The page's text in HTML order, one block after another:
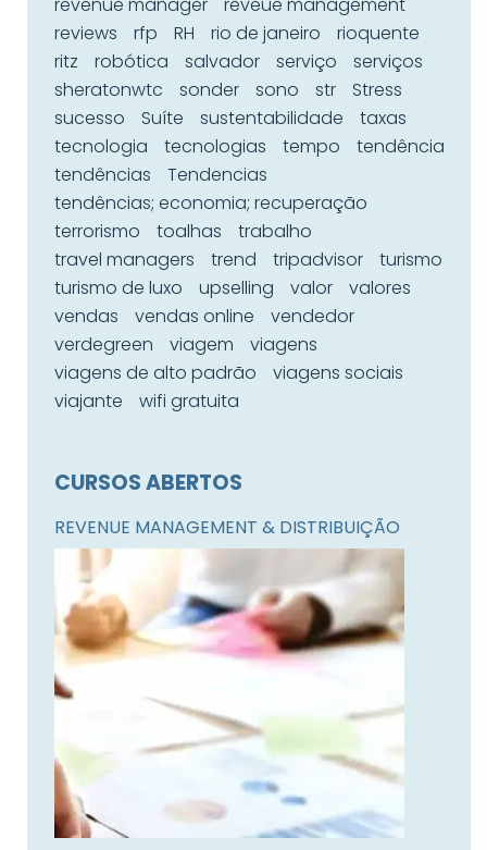
reviews
rfp RH rio de janeiro
rioquente
ritz
robótica salvador serviço
serviços
sheratonwtc
sonder sono str
Stress
sucesso
Suíte sustentabilidade
taxas
tecnologia
tecnologias tempo
tendência
tendências
Tendencias
tendências; economia; recuperação
terrorismo
toalhas
trabalho
travel managers
trend tripadvisor
turismo
turismo de luxo
upselling valor
valores
vendas
vendas online
vendedor
verdegreen
viagem
viagens
viagens de alto padrão
viagens sociais
viajante
wifi gratuita
CURSOS ABERTOS
REVENUE MANAGEMENT & DISTRIBUIÇÃO